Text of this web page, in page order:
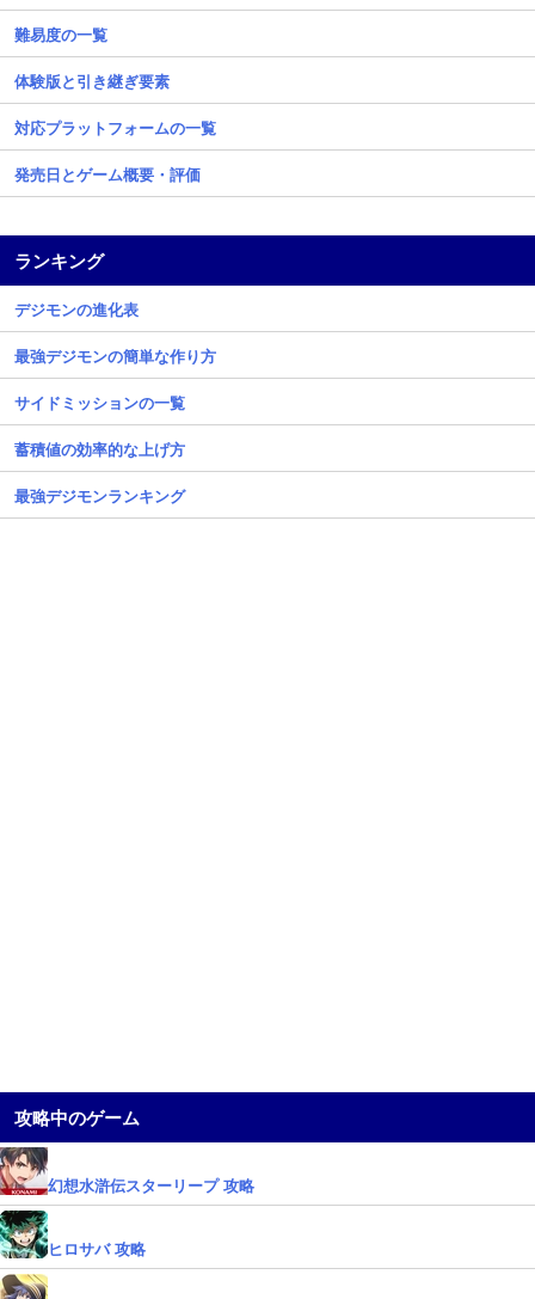
難易度の一覧
体験版と引き継ぎ要素
対応プラットフォームの一覧
発売日とゲーム概要・評価
ランキング
デジモンの進化表
最強デジモンの簡単な作り方
サイドミッションの一覧
蓄積値の効率的な上げ方
最強デジモンランキング
攻略中のゲーム
幻想水滸伝スターリープ 攻略
ヒロサバ 攻略